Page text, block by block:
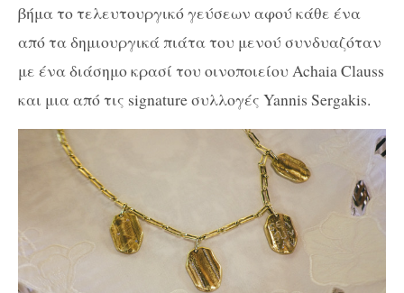
βήμα το τελευτουργικό γεύσεων αφού κάθε ένα
από τα δημιουργικά πιάτα του μενού συνδυαζόταν
με ένα διάσημο κρασί του οινοποιείου Achaia Clauss
και μια από τις signature συλλογές Yannis Sergakis.